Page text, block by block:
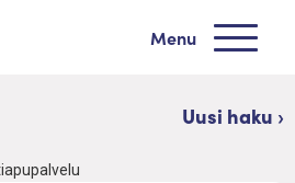
Menu
Uusi haku ›